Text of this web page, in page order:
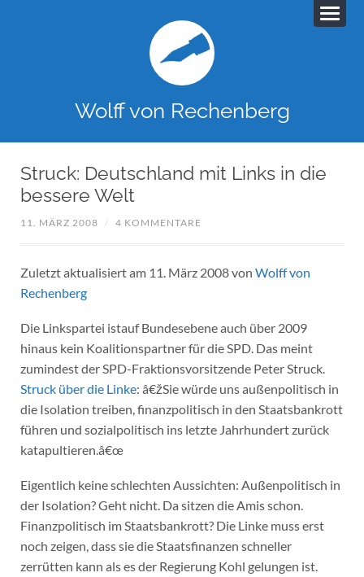
Wolff von Rechenberg
Struck: Deutschland mit Links in die
bessere Welt
11. MÄRZ 2008 / 4 KOMMENTARE
Zuletzt aktualisiert am 11. März 2008 von Wolff von
Rechenberg
Die Linkspartei istauf Bundesebene auch über 2009
hinaus kein Koalitionspartner für die SPD. Das meint
zumindest der SPD-Fraktionsvorsitzende Peter Struck.
Struck über die Linke: â€žSie würde uns außenpolitisch in
die Isolation treiben, finanzpolitisch in den Staatsbankrott
führen und sozialpolitisch ins letzte Jahrhundert zurück
katapultieren.â€œ
Eigentlich keine schlechten Aussichten: Außenpolitisch in
der Isolation? Geht nicht. Da sitzen die Amis schon.
Finanzpolitisch im Staatsbankrott? Die Linke muss erst
noch zeigen, dass sie die Staatsfinanzen schneller
zerrütten kann als es der Regierung Kohl gelungen ist.